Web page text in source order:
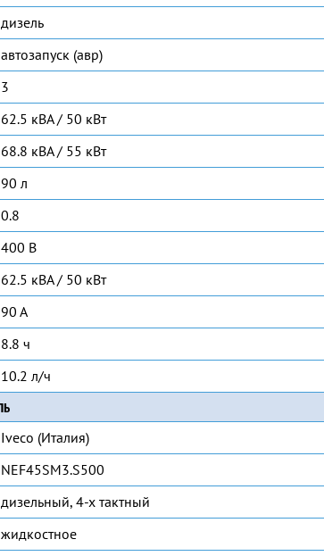
дизель
автозапуск (авр)
3
62.5 кВА / 50 кВт
68.8 кВА / 55 кВт
90 л
0.8
400 В
62.5 кВА / 50 кВт
90 А
8.8 ч
10.2 л/ч
Iveco (Италия)
NEF45SM3.S500
дизельный, 4-х тактный
жидкостное